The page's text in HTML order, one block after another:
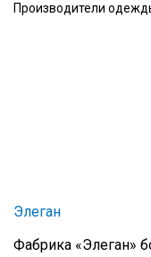
Производители
Элеган
Фабрика «Элеган»